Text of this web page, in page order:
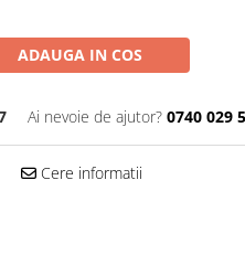
ADAUGA IN COS
Ai nevoie de ajutor? 0740 029
Cere informatii